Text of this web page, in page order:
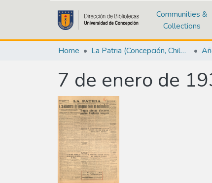
Communities &
Collections
Home La Patria (Concepción, Chile : 1923)
7 de enero de